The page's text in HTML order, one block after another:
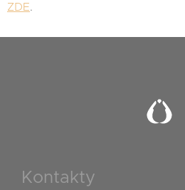
ZDE.
Kontakty